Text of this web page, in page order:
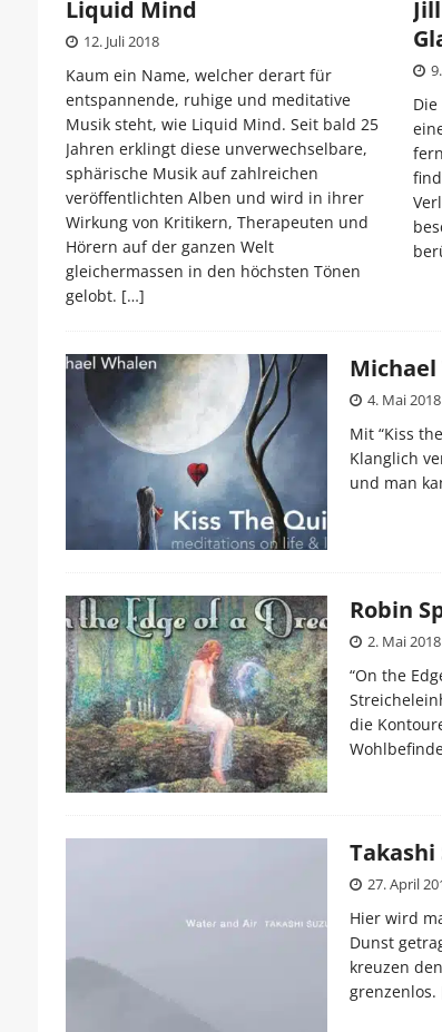
Liquid Mind
12. Juli 2018
Kaum ein Name, welcher derart für
entspannende, ruhige und meditative
Musik steht, wie Liquid Mind. Seit bald 25
Jahren erklingt diese unverwechselbare,
sphärische Musik auf zahlreichen
veröffentlichten Alben und wird in ihrer
Wirkung von Kritikern, Therapeuten und
Hörern auf der ganzen Welt
gleichermassen in den höchsten Tönen
gelobt. […]
4. Mai 2018
Mit “Kiss
Klanglich
und man
Robin
2. Mai 2018
“On the
die
27. April
Hier wird
Dunst
kreuzen
grenzenlos.